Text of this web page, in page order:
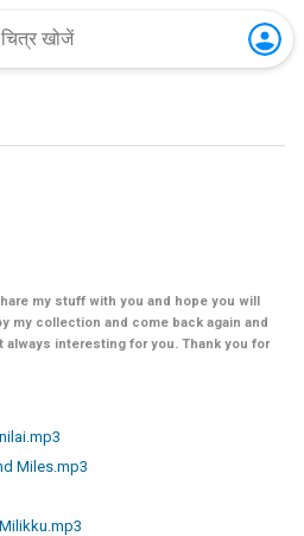
my stuff with you and hope you will
my collection and come back again and
always interesting for you. Thank you for
Miles.mp3